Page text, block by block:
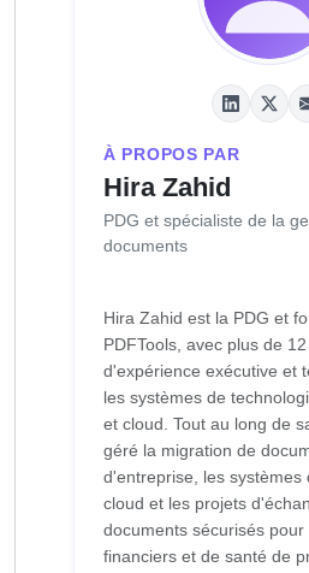
À PROPOS PAR
Hira Zahid
PDG et spécialiste de la
documents
Hira Zahid est la PDG et
PDFTools, avec plus de
d'expérience exécutive et
les systèmes de
et cloud. Tout au long de
géré la migration de
d'entreprise, les systèmes
cloud et les projets
documents sécurisés pour
financiers et de santé de